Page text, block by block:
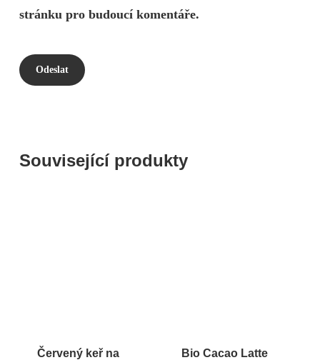
stránku pro budoucí komentáře.
Související produkty
Červený keř na
Bio Cacao Latte